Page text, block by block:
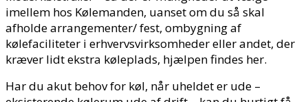
imellem hos Kølemanden, uanset om du så skal
afholde arrangementer/ fest, ombygning af
kølefaciliteter i erhvervsvirksomheder eller andet, der
kræver lidt ekstra køleplads, hjælpen findes her.
Har du akut behov for køl, når uheldet er ude –